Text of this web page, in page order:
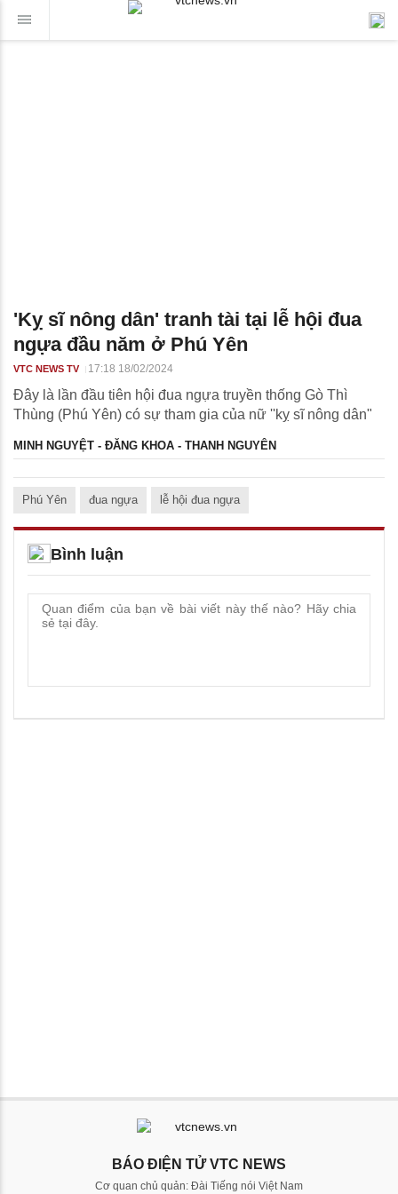
'Kỵ sĩ nông dân' tranh tài tại lễ hội đua
ngựa đầu năm ở Phú Yên
VTC NEWS TV 17:18 18/02/2024
Đây là lần đầu tiên hội đua ngựa truyền thống Gò Thì
Thùng (Phú Yên) có sự tham gia của nữ ''kỵ sĩ nông dân"
MINH NGUYỆT - ĐĂNG KHOA - THANH NGUYÊN
Phú Yên đua ngựa lễ hội đua ngựa
Bình luận
BÁO ĐIỆN TỬ VTC NEWS
Cơ quan chủ quản: Đài Tiếng nói Việt Nam